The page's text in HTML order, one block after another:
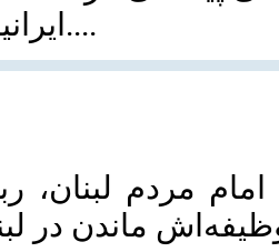
ایرانیان هم جالب بود....
مردم لبنان،